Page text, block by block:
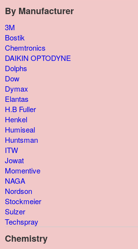
By Manufacturer
3M
Bostik
Chemtronics
DAIKIN OPTODYNE
Dolphs
Dow
Dymax
Elantas
H.B Fuller
Henkel
Humiseal
Huntsman
ITW
Jowat
Momentive
NAGA
Nordson
Stockmeier
Sulzer
Techspray
Chemistry